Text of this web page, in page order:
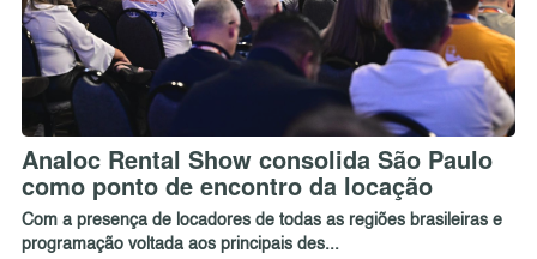
Analoc Rental Show consolida São Paulo
como ponto de encontro da locação
Com a presença de locadores de todas as regiões brasileiras e
programação voltada aos principais des...